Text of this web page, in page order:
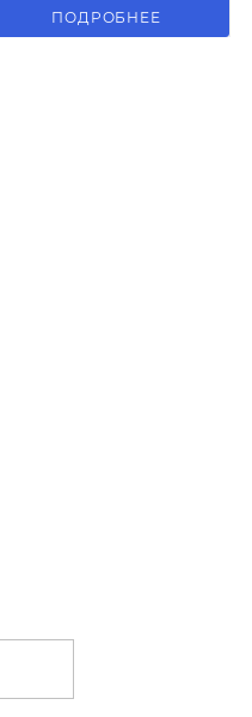
ПОДРОБНЕЕ